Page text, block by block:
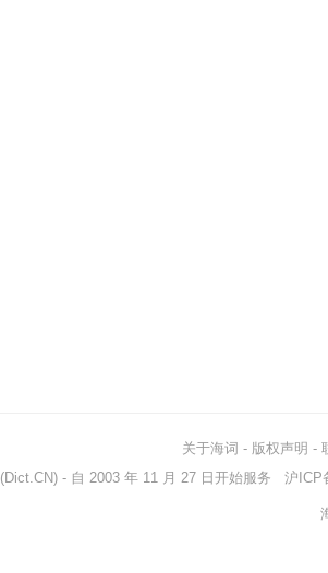
关于海词 - 版权声明 -
(Dict.CN) - 自 2003 年 11 月 27 日开始服务 沪ICP